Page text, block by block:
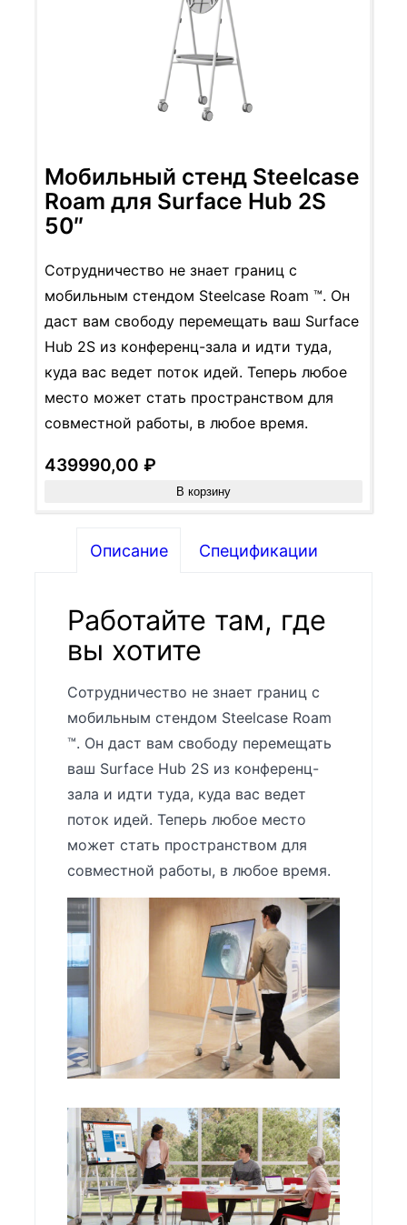
Мобильный стенд Steelcase
Roam для Surface Hub 2S
50″
Сотрудничество не знает границ с
мобильным стендом Steelcase Roam ™. Он
даст вам свободу перемещать ваш Surface
Hub 2S из конференц-зала и идти туда,
куда вас ведет поток идей. Теперь любое
место может стать пространством для
совместной работы, в любое время.
439990,00 ₽
В корзину
Описание Спецификации
Работайте там, где
вы хотите
Сотрудничество не знает границ с
мобильным стендом Steelcase Roam
™. Он даст вам свободу перемещать
ваш Surface Hub 2S из конференц-
зала и идти туда, куда вас ведет
поток идей. Теперь любое место
может стать пространством для
совместной работы, в любое время.